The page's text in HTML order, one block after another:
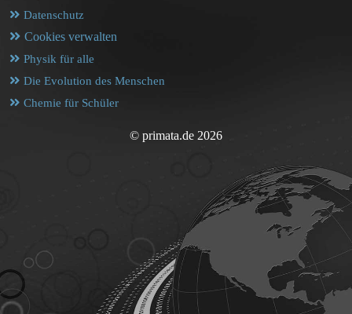
Datenschutz
Cookies verwalten
Physik für alle
Die Evolution des Menschen
Chemie für Schüler
© primata.de 2026